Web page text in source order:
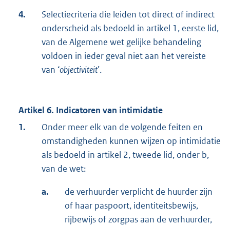
4.
Selectiecriteria die leiden tot direct of indirect
onderscheid als bedoeld in artikel 1, eerste lid,
van de Algemene wet gelijke behandeling
voldoen in ieder geval niet aan het vereiste
van ‘objectiviteit’.
Artikel 6. Indicatoren van intimidatie
1.
Onder meer elk van de volgende feiten en
omstandigheden kunnen wijzen op intimidatie
als bedoeld in artikel 2, tweede lid, onder b,
van de wet:
a.
de verhuurder verplicht de huurder zijn
of haar paspoort, identiteitsbewijs,
rijbewijs of zorgpas aan de verhuurder,